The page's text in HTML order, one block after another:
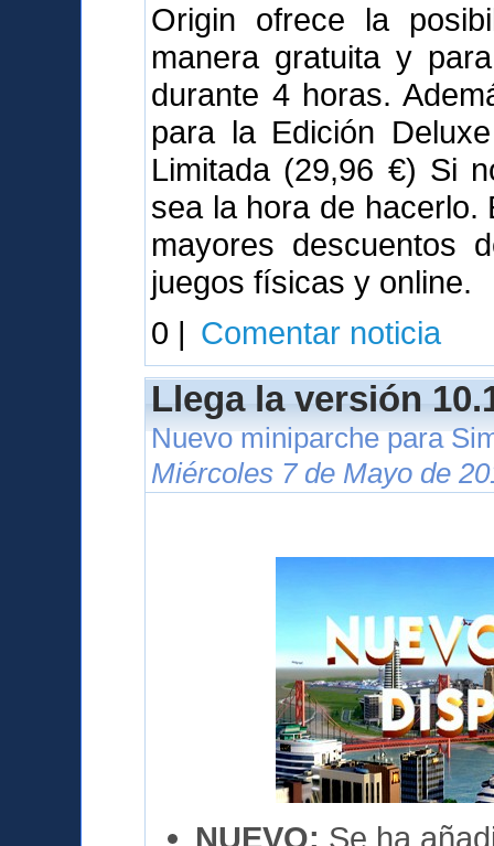
Origin ofrece la
manera gratuita y
durante 4 horas.
para la Edición
Limitada (29,96 €) Si
sea la hora de hacerlo.
mayores descuentos
juegos físicas y online.
0 | Comentar noticia
Llega la versión
Nuevo miniparche para
Miércoles 7 de Mayo de
NUEVO: Se ha